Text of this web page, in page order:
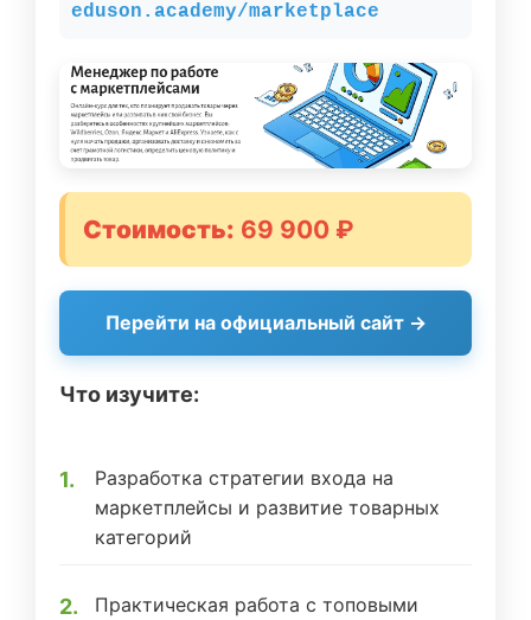
eduson.academy/marketplace
Стоимость: 69 900 ₽
Перейти на официальный сайт →
Что изучите:
Разработка стратегии входа на
маркетплейсы и развитие товарных
категорий
Практическая работа с топовыми